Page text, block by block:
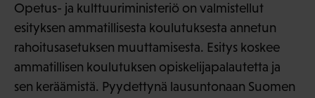
Opetus- ja kulttuuriministeriö on valmistellut
esityksen ammatillisesta koulutuksesta annetun
rahoitusasetuksen muuttamisesta. Esitys koskee
ammatillisen koulutuksen opiskelijapalautetta ja
sen keräämistä. Pyydettynä lausuntonaan Suomen